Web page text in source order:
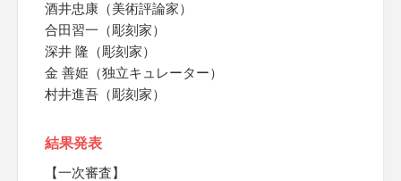
酒井忠康（美術評論家）
合田習一（彫刻家）
深井 隆（彫刻家）
金 善姫（独立キュレーター）
村井進吾（彫刻家）
結果発表
【一次審査】